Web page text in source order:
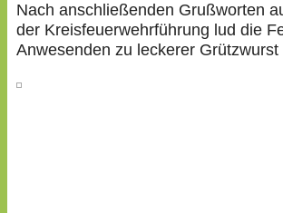
Nach anschließenden Grußworten
der Kreisfeuerwehrführung lud die
Anwesenden zu leckerer Grützwurst